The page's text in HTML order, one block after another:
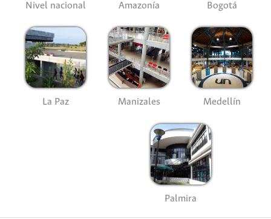
Nivel nacional Amazonía Bogotá
La Paz Manizales Medellín
Palmira